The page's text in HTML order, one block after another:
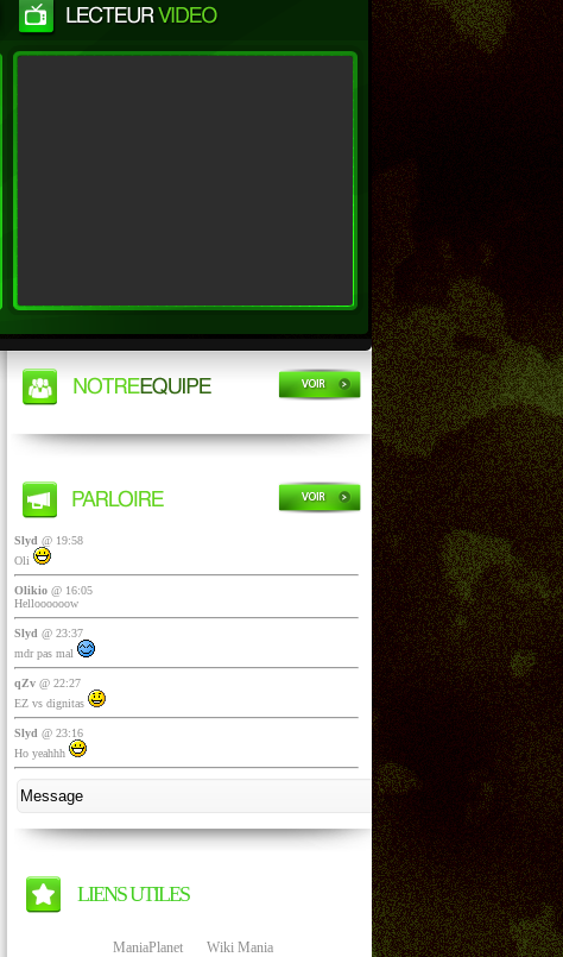
Slyd @ 19:58
Oli
Olikio@ 16:05
Helloooooow
Slyd @ 23:37
mdr pas mal
qZv@ 22:27
EZ vs dignitas
Slyd @ 23:16
Ho yeahhh
LIENS UTILES
ManiaPlanet Wiki Mania